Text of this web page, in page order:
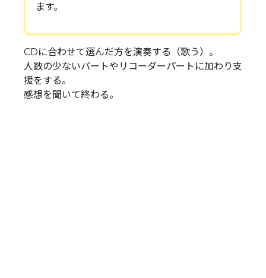
ます。
CDに合わせて選んだ方を演奏する（歌う）。
人数の少ないパートやリコーダーパートに加わり支
援をする。
感想を聞いて終わる。